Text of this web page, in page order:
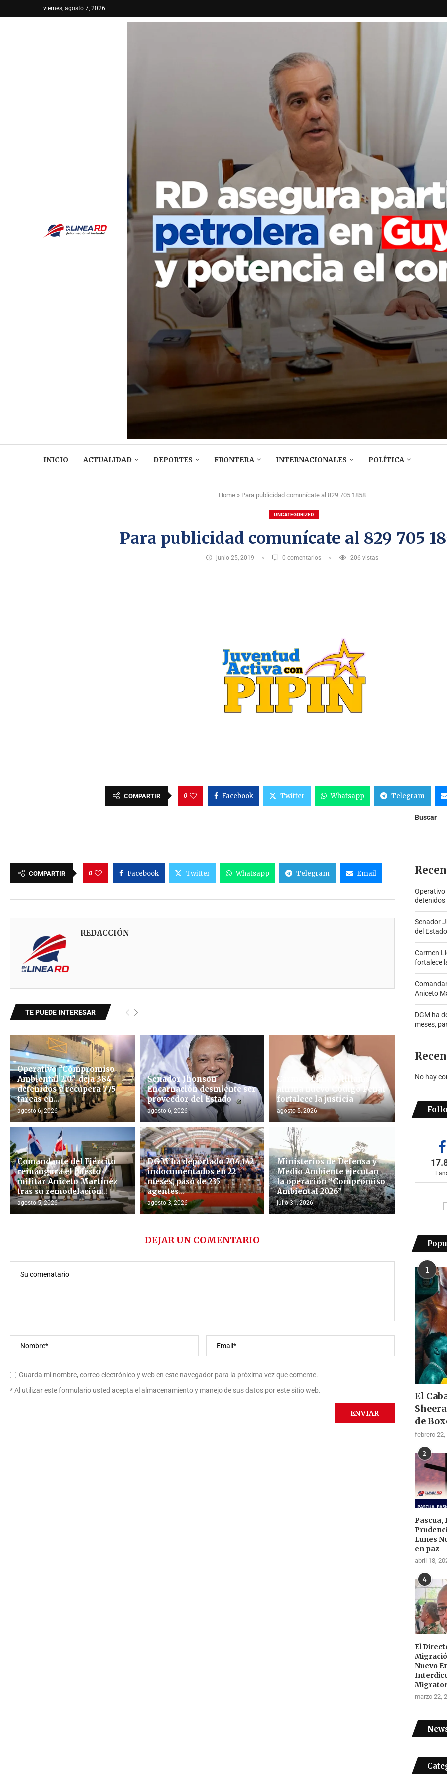
viernes, agosto 7, 2026
INICIO ACTUALIDAD DEPORTES FRONTERA INTERNACIONALES POLÍTICA
Home» Para publicidad comunícate al 829 705 1858
UNCATEGORIZED
Para publicidad comunícate al 829 705
junio 25, 2019 0 comentarios 206 vistas
COMPARTIR 0 Facebook Twitter Whatsapp Telegram
COMPARTIR 0 Facebook Twitter Whatsapp Telegram Email
REDACCIÓN
TE PUEDE INTERESAR
Operativo "Compromiso
Ambiental 2.0″ deja 384
detenidos y recupera 775
tareas en...
agosto 6, 2026
Senador Jhonson
Encarnación desmiente ser
proveedor del Estado
agosto 6, 2026
Carmen Lidia Williams
afirma nuevo Código Penal
fortalece la justicia
agosto 5, 2026
Comandante del Ejército
reinaugura el puesto
militar Aniceto Martínez
tras su remodelación...
agosto 5, 2026
DGM ha deportado 704,142
indocumentados en 22
meses, pasó de 235
agentes...
agosto 3, 2026
Ministerios de Defensa y
Medio Ambiente ejecutan
la operación “Compromiso
Ambiental 2026”
julio 31, 2026
DEJAR UN COMENTARIO
Guarda mi nombre, correo electrónico y web en este navegador para la próxima vez que comente.
* Al utilizar este formulario usted acepta el almacenamiento y manejo de sus datos por este sitio web.
Buscar
Operativo
detenidos
Senador
del Estado
Carmen
fortalece
Aniceto
DGM ha
meses,
No hay
1
El
de
febrero 22,
2
Pascua,
Lunes
en paz
abril 18,
4
El
Nuevo
marzo 22,